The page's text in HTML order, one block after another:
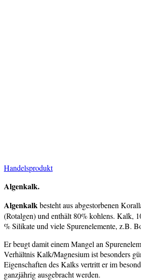
Handelsprodukt
Algenkalk.
Algenkalkbesteht aus abgestorbenen
(Rotalgen) und enthält 80% kohlens. Kalk,
% Silikate und viele Spurenelemente, z.B.
Er beugt damit einem Mangel an
Verhältnis Kalk/Magnesium ist besonders
Eigenschaften des Kalks vertritt er im
ganzjährig ausgebracht werden.